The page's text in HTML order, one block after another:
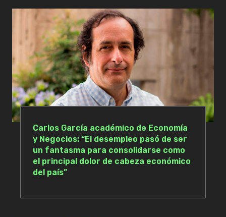
Carlos García académico de Economía
y Negocios: “El desempleo pasó de ser
un fantasma para consolidarse como
el principal dolor de cabeza económico
del país”